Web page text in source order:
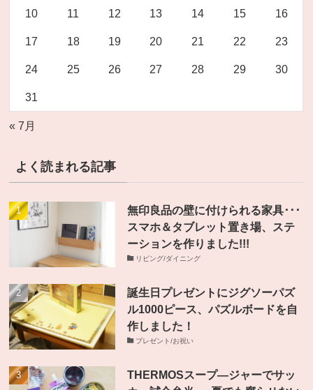
10 11 12 13 14 15 16
17 18 19 20 21 22 23
24 25 26 27 28 29 30
31
« 7月
よく読まれる記事
無印良品の壁に付けられる家具･･･
スマホ＆タブレット置き場、ステ
ーションを作りました!!!
リビング/ダイニング
誕生日プレゼントにジグソーパズ
ル1000ピース、パズルボードを自
作しました！
プレゼント/お祝い
THERMOSスープ―ジャーでサッ